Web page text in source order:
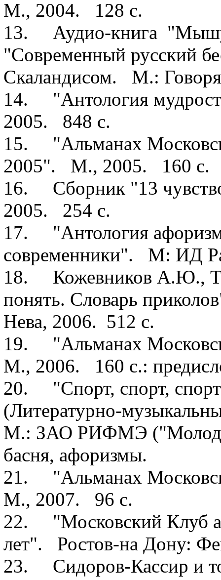
М., 2004. 128 с.
13. Аудио-книга
"Современный русский
Скаландисом. М.:
14. "Антология
2005. 848 с.
15. "Альманах
2005". М., 2005. 160 с.
16. Сборник "13
2005. 254 с.
17. "Антология
современники". М: ИД
18. Кожевников А.Ю.,
понять. Словарь
Нева, 2006. 512 с.
19. "Альманах
М., 2006. 160 с.:
20. "Cпорт, спорт,
(Литературно-
М.: ЗАО РИФМЭ
басня, афоризмы.
21. "Альманах
М., 2007. 96 с.
22. "Московский Клуб
лет". Ростов-на Дону:
23. Сидоров-Кассир и